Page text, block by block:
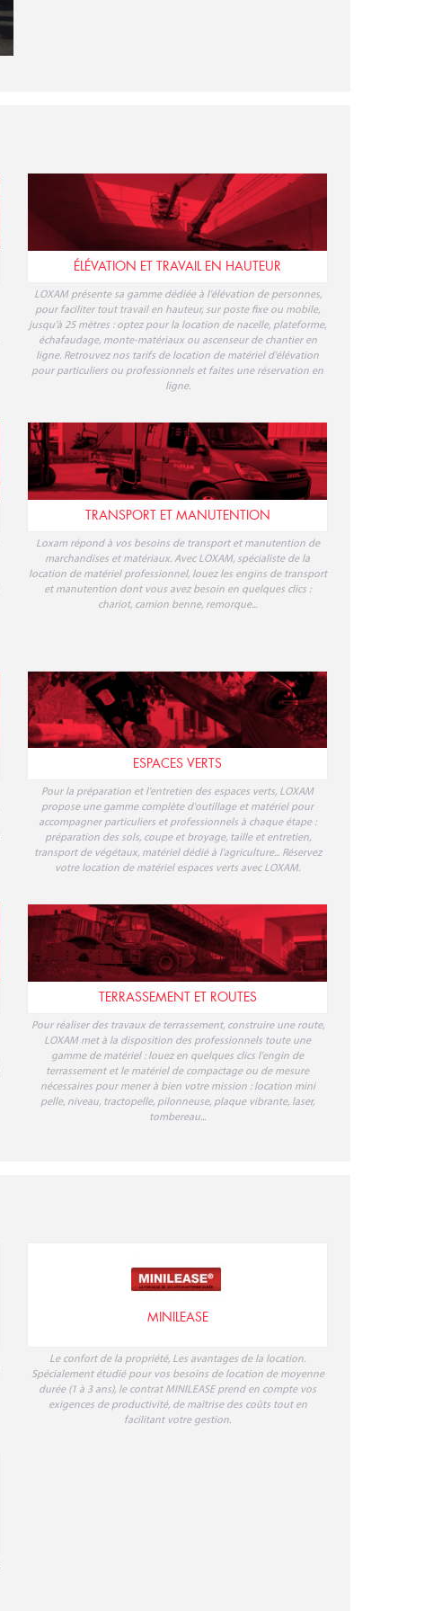
pour faciliter tout travail en hauteur, sur poste fixe ou mobile,
jusqu'à 25 mètres : optez pour la location de nacelle, plateforme,
échafaudage, monte-matériaux ou ascenseur de chantier en
ligne. Retrouvez nos tarifs de location de matériel d'élévation
pour particuliers ou professionnels et faites une réservation en
TRANSPORT ET MANUTENTION
marchandises et matériaux. Avec LOXAM, spécialiste de la
location de matériel professionnel, louez les engins de transport
et manutention dont vous avez besoin en quelques clics :
chariot, camion benne, remorque...
propose une gamme complète d'outillage et matériel pour
accompagner particuliers et professionnels à chaque étape :
préparation des sols, coupe et broyage, taille et entretien,
transport de végétaux, matériel dédié à l'agriculture... Réservez
votre location de matériel espaces verts avec LOXAM.
TERRASSEMENT ET ROUTES
LOXAM met à la disposition des professionnels toute une
gamme de matériel : louez en quelques clics l'engin de
terrassement et le matériel de compactage ou de mesure
nécessaires pour mener à bien votre mission : location mini
pelle, niveau, tractopelle, pilonneuse, plaque vibrante, laser,
exigences de productivité, de maîtrise des coûts tout en
facilitant votre gestion.